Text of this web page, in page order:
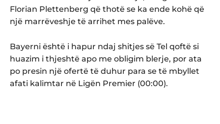
Florian Plettenberg që thotë se ka ende kohë që
një marrëveshje të arrihet mes palëve.
Bayerni është i hapur ndaj shitjes së Tel qoftë si
huazim i thjeshtë apo me obligim blerje, por ata
po presin një ofertë të duhur para se të mbyllet
afati kalimtar në Ligën Premier (00:00).